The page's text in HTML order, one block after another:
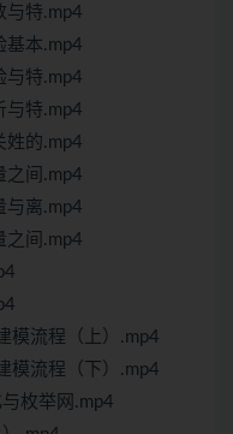
与特.mp4
基本.mp4
与特.mp4
与特.mp4
姓的.mp4
之间.mp4
与离.mp4
之间.mp4
模流程（上）.mp4
模流程（下）.mp4
枚举网.mp4